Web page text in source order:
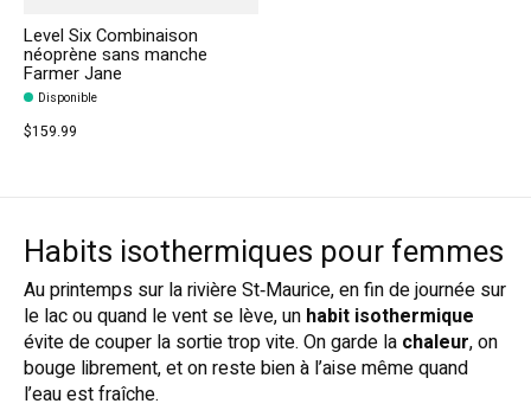
Level Six Combinaison
néoprène sans manche
Farmer Jane
Disponible
$159.99
Habits isothermiques pour femmes
Au printemps sur la rivière St‑Maurice, en fin de journée sur
le lac ou quand le vent se lève, un habit isothermique
évite de couper la sortie trop vite. On garde la chaleur, on
bouge librement, et on reste bien à l’aise même quand
l’eau est fraîche.